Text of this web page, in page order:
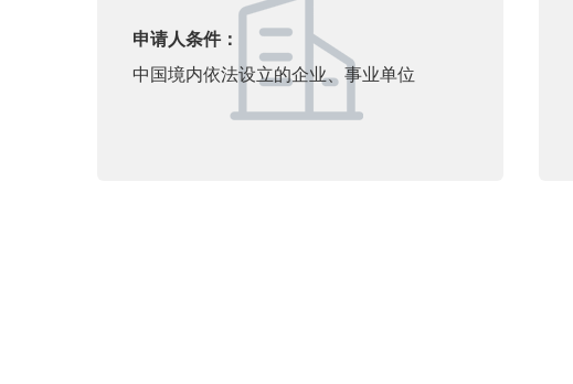
申请人条件：
中国境内依法设立的企业、事业单位